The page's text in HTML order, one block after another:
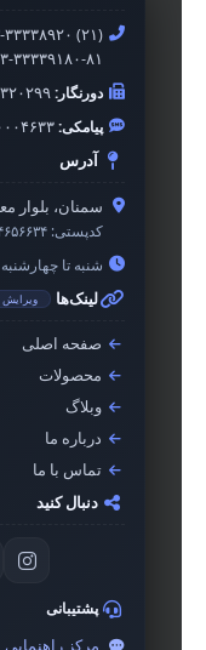
۰۲۳-۳۳۳۳۸۹۲۰
۰۲۳-
دورنگار:۰۲۳-
پیامکی:
آدرس
سمنان، بلوار
کدپستی:
شنبه تا چهارشنبه ۸ – ۱۷
لینک‌ها ویرایش
صفحه اصلی
محصولات
وبلاگ
درباره ما
تماس با ما
دنبال کنید
پشتیبانی
مرکز راهنمایی